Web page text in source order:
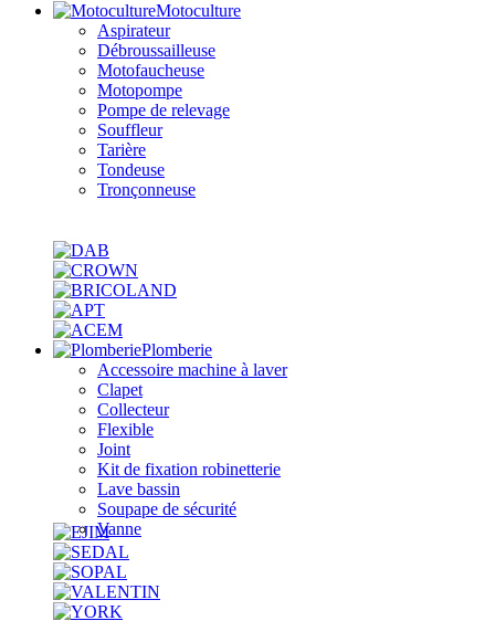
Motoculture
Aspirateur
Débroussailleuse
Motofaucheuse
Motopompe
Pompe de relevage
Souffleur
Tarière
Tondeuse
Tronçonneuse
Plomberie
Accessoire machine à laver
Clapet
Collecteur
Flexible
Joint
Kit de fixation robinetterie
Lave bassin
Soupape de sécurité
Vanne